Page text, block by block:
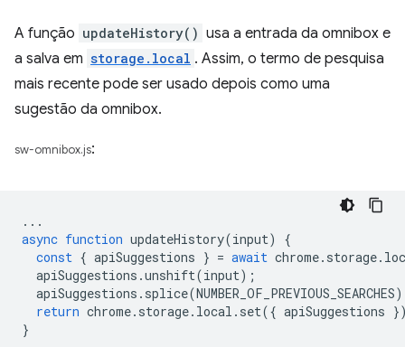
A função updateHistory() usa a entrada da omnibox e
a salva em storage.local . Assim, o termo de pesquisa
mais recente pode ser usado depois como uma
sugestão da omnibox.
sw-omnibox.js:
...
async function updateHistory(input)
{
const { apiSuggestions } = await chrome. storage.
apiSuggestions .unshift(input);
apiSuggestions . splice(NUMBER_OF_PREVIOUS_SEARCHES
return chrome. storage. local . set({ apiSuggestions
}